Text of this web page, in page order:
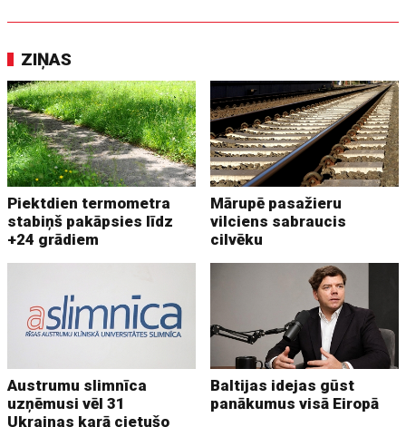
ZIŅAS
Piektdien termometra
stabiņš pakāpsies līdz
+24 grādiem
Mārupē pasažieru
vilciens sabraucis
cilvēku
Austrumu slimnīca
uzņēmusi vēl 31
Ukrainas karā cietušo
Baltijas idejas gūst
panākumus visā Eiropā